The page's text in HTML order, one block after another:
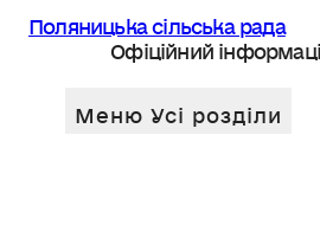
Поляницька сільська рада
Офіційний